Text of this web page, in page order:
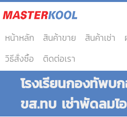
หน้าหลัก สินค้าขาย สินค้าเช่า
วิธีสั่งซื้อ
ติดต่อเรา
โรงเรียนกองทัพบ
ขส.ทบ เช่าพัดลมไ